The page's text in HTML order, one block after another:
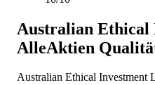
Australian Ethical
AlleAktien
Australian Ethical Investment